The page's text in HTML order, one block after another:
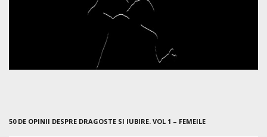
50 DE OPINII DESPRE DRAGOSTE SI IUBIRE. VOL 1 – FEMEILE